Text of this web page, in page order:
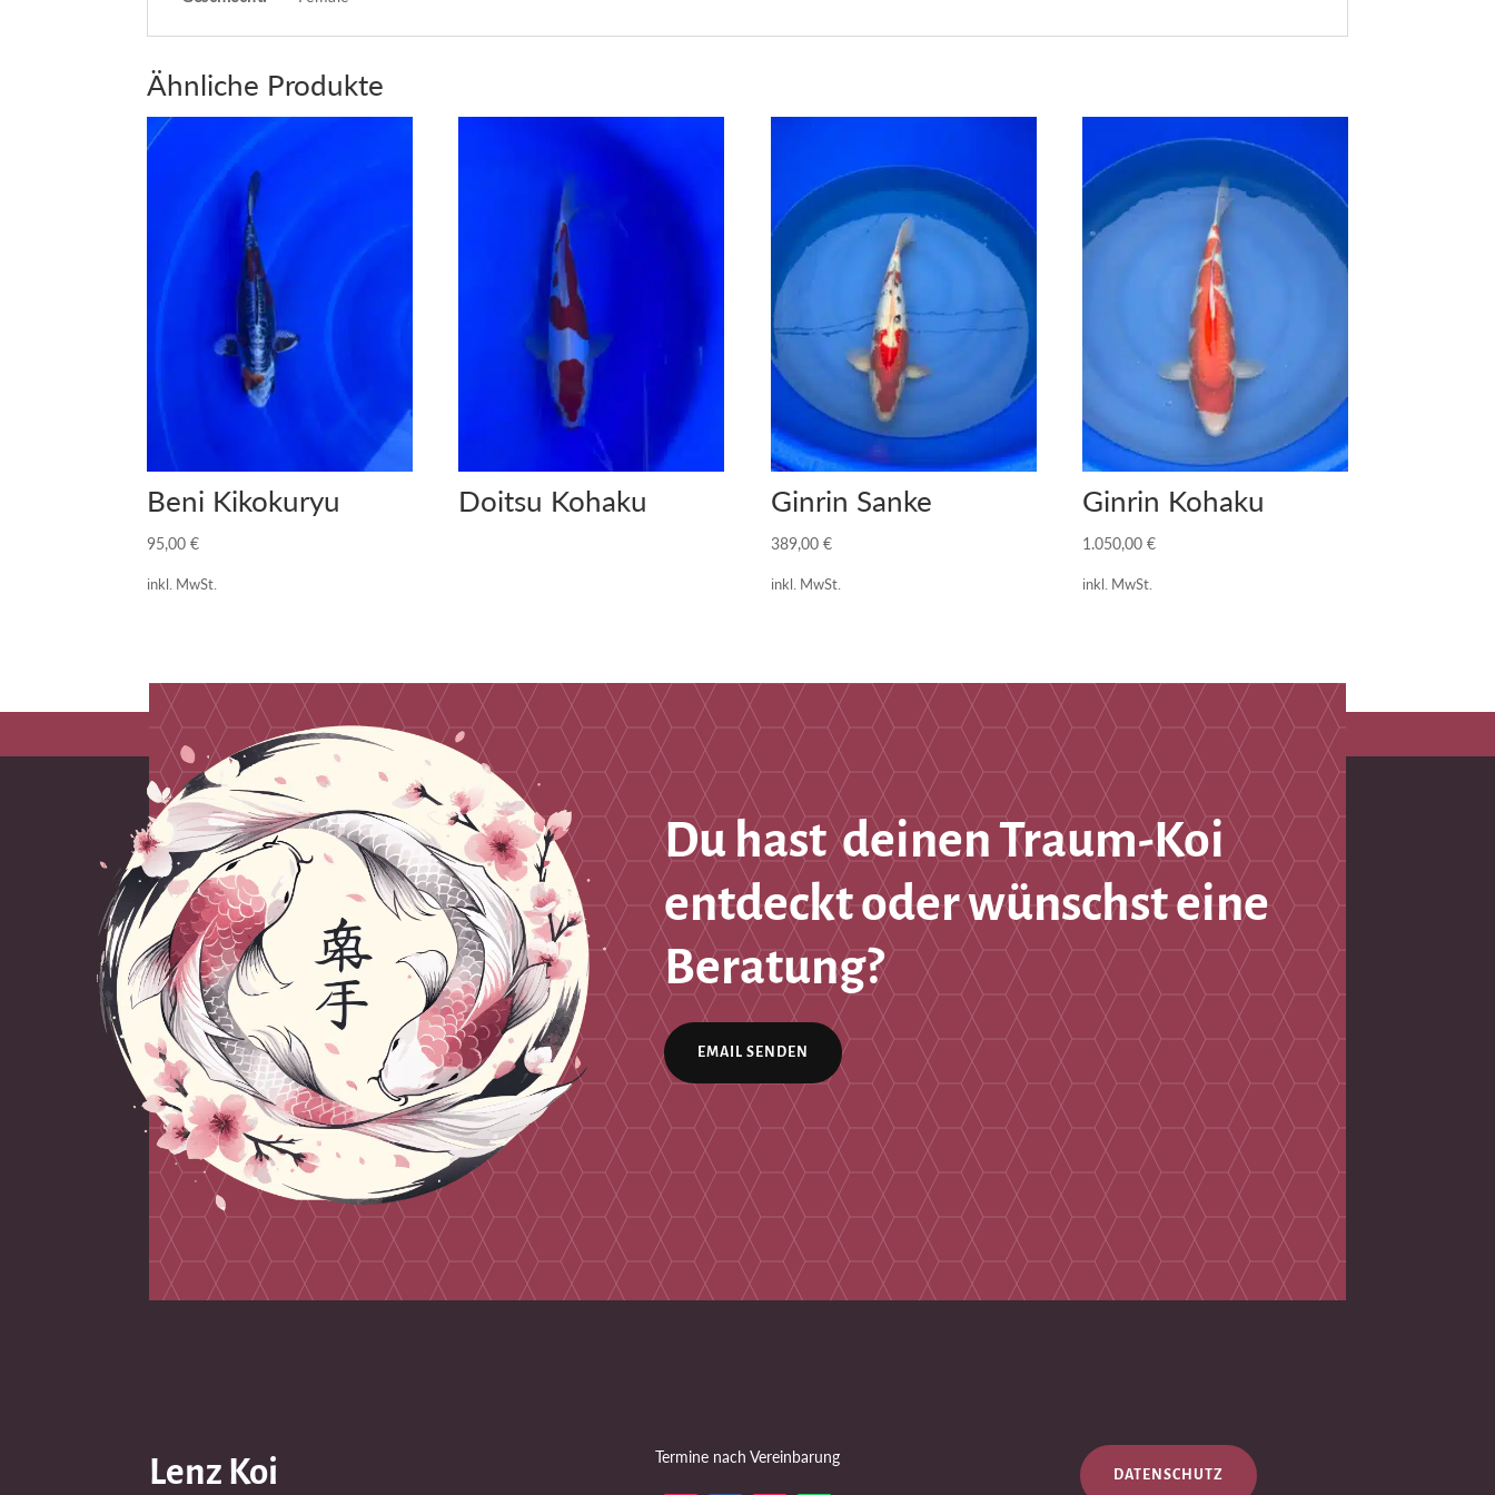
Ähnliche Produkte
Beni Kikokuryu
95,00 €
inkl. MwSt.
Doitsu Kohaku Ginrin Sanke
389,00 €
inkl. MwSt.
Ginrin Kohaku
1.050,00 €
inkl. MwSt.
Du hast deinen Traum-Koi
entdeckt oder wünschst eine
Beratung?
EMAIL SENDEN
Lenz Koi Termine nach Vereinbarung
DATENSCHUTZ